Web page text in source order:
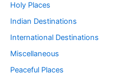
Holy Places
Indian Destinations
International Destinations
Miscellaneous
Peaceful Places